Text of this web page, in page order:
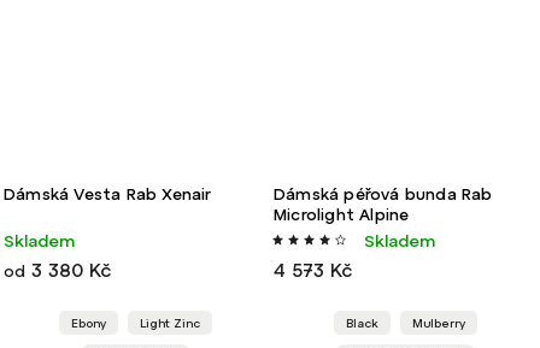
Dámská Vesta Rab Xenair
Skladem
od 3 380 Kč
Ebony Light Zinc
Dámská péřová bunda Rab
Microlight Alpine
Skladem
4 573 Kč
Black Mulberry